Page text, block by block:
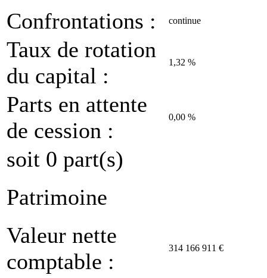
Confrontations : continue
Taux de rotation
du capital :
1,32 %
Parts en attente
de cession :
0,00 %
soit 0 part(s)
Patrimoine
Valeur nette
comptable :
314 166 911 €